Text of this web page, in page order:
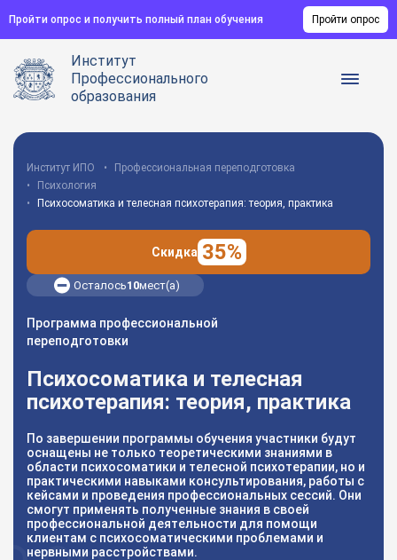
Пройти опрос и получить полный план обучения Пройти опрос
Институт
Профессионального
образования
Институт ИПО
Профессиональная переподготовка
Психология
Психосоматика и телесная психотерапия: теория, практика
Скидка 35%
Осталось10мест(а)
Программа профессиональной
переподготовки
Психосоматика и телесная
психотерапия: теория, практика
По завершении программы обучения участники будут
оснащены не только теоретическими знаниями в
области психосоматики и телесной психотерапии, но и
практическими навыками консультирования, работы с
кейсами и проведения профессиональных сессий. Они
смогут применять полученные знания в своей
профессиональной деятельности для помощи
клиентам с психосоматическими проблемами и
нервными расстройствами.